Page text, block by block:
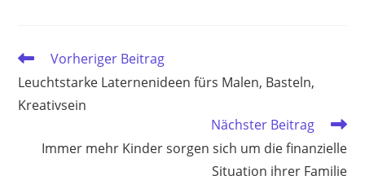
Weitere
ansehen
Vorheriger Beitrag
Leuchtstarke Laternenideen fürs Malen, Basteln,
Kreativsein
Nächster Beitrag
Immer mehr Kinder sorgen sich um die finanzielle
Situation ihrer Familie